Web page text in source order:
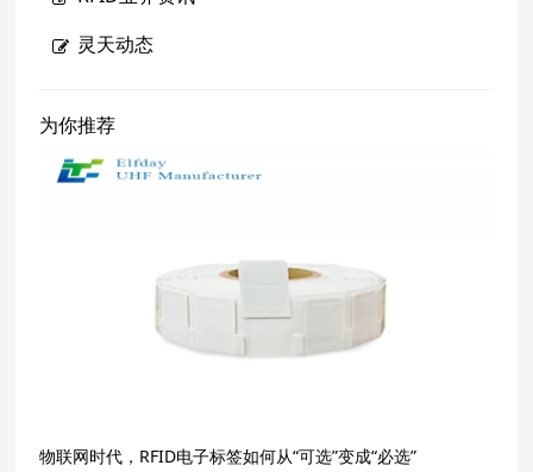
灵天动态
为你推荐
物联网时代，RFID电子标签如何从“可选”变成“必选”